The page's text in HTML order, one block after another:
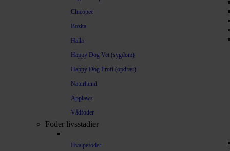
Chicopee
Bozita
Halla
Happy Dog Vet (sygdom)
Happy Dog Profi (opdræt)
Naturhund
Applaws
Vådfoder
Foder livsstadier
Hvalpefoder